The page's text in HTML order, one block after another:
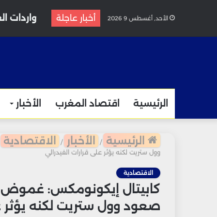
الأحد, أغسطس 9 2026 أخبار عاجلة
الرئيسية اقتصاد المغرب الأخبار
الرئيسية / الأخبار / الاقتصادية
وول ستريت لكنه يؤثر على قرارات الفيدرالي
الاقتصادية
كابيتال إيكونومكس: غموض
صعود وول ستريت لكنه يؤثر